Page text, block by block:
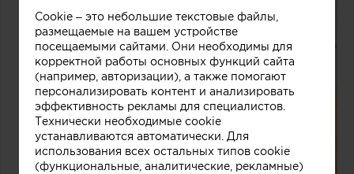
Cookie – это небольшие текстовые файлы,
размещаемые на вашем устройстве
посещаемыми сайтами. Они необходимы для
корректной работы основных функций сайта
(например, авторизации), а также помогают
персонализировать контент и анализировать
эффективность рекламы для специалистов.
Технически необходимые cookie
устанавливаются автоматически. Для
использования всех остальных типов cookie
(функциональные, аналитические, рекламные)